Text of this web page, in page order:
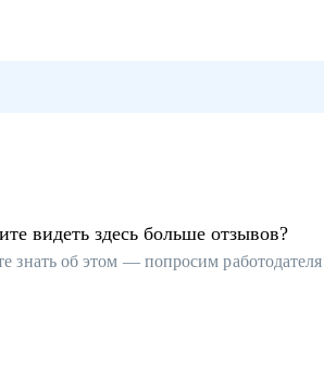
видеть здесь больше отзывов?
знать об этом — попросим